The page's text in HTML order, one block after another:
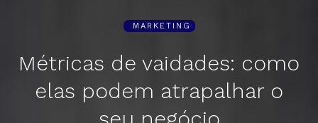
MARKETING
Métricas de vaidades: como
elas podem atrapalhar o